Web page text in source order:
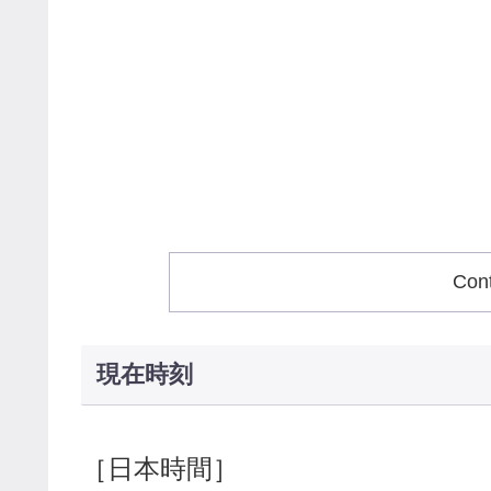
現在時刻
［日本時間］